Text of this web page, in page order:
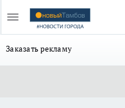
Заказать рекламу